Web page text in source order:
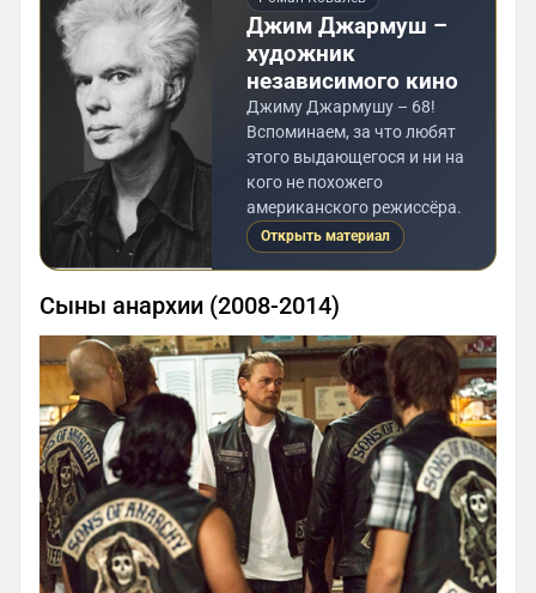
Джим Джармуш –
художник
независимого кино
Джиму Джармушу – 68!
Вспоминаем, за что любят
этого выдающегося и ни на
кого не похожего
американского режиссёра.
Открыть материал
Сыны анархии (2008-2014)